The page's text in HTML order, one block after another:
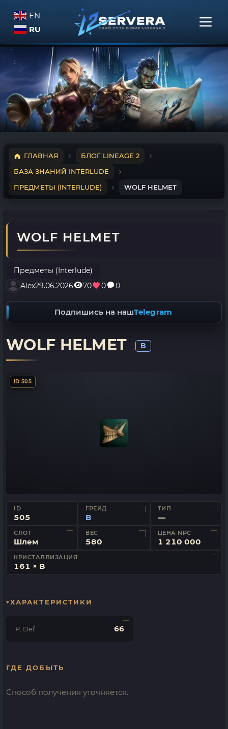
EN
RU
ГЛАВНАЯ
БЛОГ LINEAGE 2
БАЗА ЗНАНИЙ INTERLUDE
ПРЕДМЕТЫ (INTERLUDE)
WOLF HELMET
WOLF HELMET
Предметы (Interlude)
Alex29.06.2026 70 0 0
Подпишись на нашTelegram
WOLF HELMET B
ID 505
ID
505
ГРЕЙД
B
ТИП
—
СЛОТ
Шлем
ВЕС
580
ЦЕНА NPC
1 210 000
КРИСТАЛЛИЗАЦИЯ
161 × B
ХАРАКТЕРИСТИКИ
P. Def 66
ГДЕ ДОБЫТЬ
Способ получения уточняется.